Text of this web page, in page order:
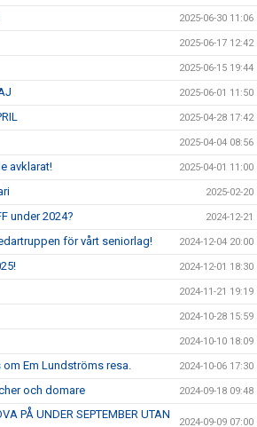
2025-06-30 11:06
2025-06-17 12:42
2025-06-15 19:44
2025-06-01 11:50
2025-04-28 17:42
2025-04-04 08:56
avklarat! 2025-04-01 11:00
2025-02-20
under 2024? 2024-12-21
för vårt seniorlag! 2024-12-04 20:00
2024-12-01 18:30
2024-11-21 19:19
2024-10-28 15:59
2024-10-10 18:09
Em Lundströms resa. 2024-10-06 17:30
och domare 2024-09-18 09:48
PÅ UNDER SEPTEMBER UTAN
2024-09-09 07:00